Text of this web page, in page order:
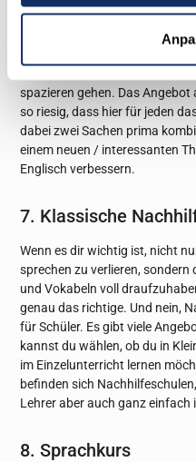
6. Podcasts
spazieren gehen. Das
so riesig, dass hier für jeden
dabei zwei Sachen prima
einem neuen / interessanten
Englisch verbessern.
7. Klassische
Wenn es dir wichtig ist, nicht
sprechen zu verlieren,
und Vokabeln voll
genau das richtige. Und nein,
für Schüler. Es gibt viele
kannst du wählen, ob du in
im Einzelunterricht lernen
befinden sich
Lehrer aber auch ganz einfach
8. Sprachkurs